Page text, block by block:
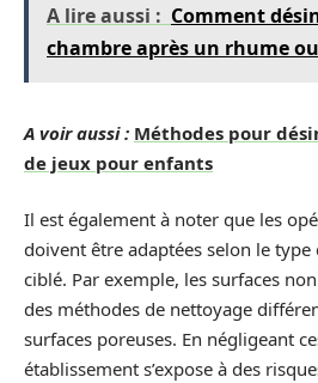
A lire aussi : Comment
chambre après un rhume
A voir aussi : Méthodes pour
de jeux pour enfants
Il est également à noter que les
doivent être adaptées selon le
ciblé. Par exemple, les surfaces
des méthodes de nettoyage
surfaces poreuses. En négligeant
établissement s’expose à des